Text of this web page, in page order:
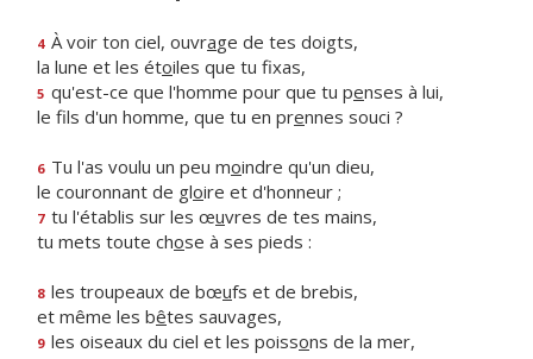
4 À voir ton ciel, ouvrage de tes doigts,
la lune et les étoiles que tu fixas,
5 qu'est-ce que l'homme pour que tu penses à lui,
le fils d'un homme, que tu en prennes souci ?
6 Tu l'as voulu un peu moindre qu'un dieu,
le couronnant de gloire et d'honneur ;
7 tu l'établis sur les œuvres de tes mains,
tu mets toute chose à ses pieds :
8 les troupeaux de bœufs et de brebis,
et même les bêtes sauvages,
9 les oiseaux du ciel et les poissons de la mer,